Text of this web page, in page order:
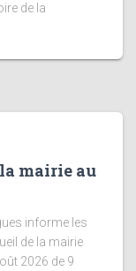
de la
mairie au
informe les
de la mairie
2026 de 9